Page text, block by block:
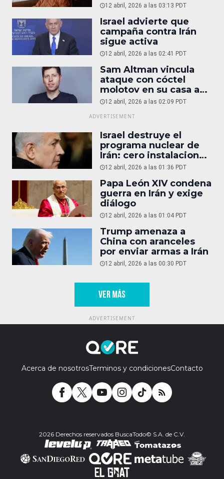
12 abril, 2026 a las 03:13 PDT
Israel advierte que
campaña contra Irán
sigue activa
12 abril, 2026 a las 02:41 PDT
Sam Altman vincula
ataque con cóctel
molotov en su casa a
reportaje
12 abril, 2026 a las 02:09 PDT
Israel destruye el
programa nuclear de
Irán: cero instalaciones
operativas
12 abril, 2026 a las 01:36 PDT
Papa León XIV condena
guerra en Irán y exige
diálogo
12 abril, 2026 a las 01:04 PDT
Trump amenaza a
China con aranceles
por enviar armas a Irán
12 abril, 2026 a las 00:30 PDT
VER MÁS
Acerca de nosotrosTerminos y condicionesContacto
2026 Derechos reservados BuscaTodo© S.A. de C.V.